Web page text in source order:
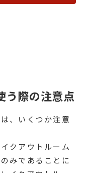
う際の注意点
、いくつか注意
クアウトルーム
みであることに